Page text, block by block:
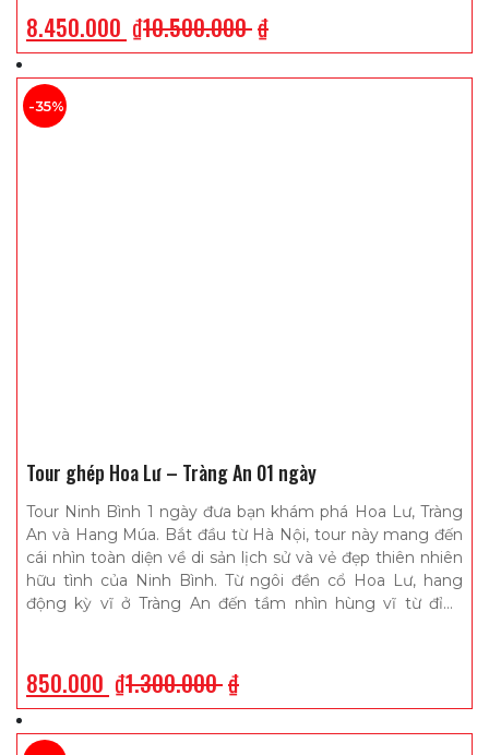
thiện của con người nơi đây. Đặc biệt, Quý khách còn có
cơ hội thưởng thức những tiết mục “Show” có một
không hai chỉ có tại quốc gia này …
8.450.000 ₫10.500.000₫
Tour ghép Hoa Lư – Tràng An 01 ngày
Tour Ninh Bình 1 ngày đưa bạn khám phá Hoa Lư, Tràng
An và Hang Múa. Bắt đầu từ Hà Nội, tour này mang đến
cái nhìn toàn diện về di sản lịch sử và vẻ đẹp thiên nhiên
hữu tình của Ninh Bình. Từ ngôi đền cổ Hoa Lư, hang
động kỳ vĩ ở Tràng An đến tầm nhìn hùng vĩ từ đỉnh
Hotline tư vấn chương trình tour và đặt dịch vụ: 0949
874 533 – 0986 262 087 – 0915 223 535
850.000 ₫1.300.000₫
-35%